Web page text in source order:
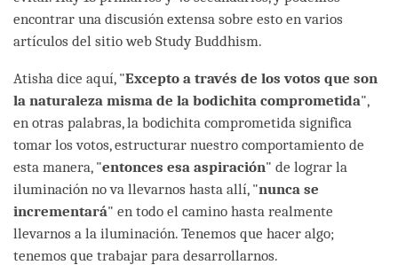
encontrar una discusión extensa sobre esto en varios
artículos del sitio web Study Buddhism.
Atisha dice aquí, "Excepto a través de los votos que son
la naturaleza misma de la bodichita comprometida",
en otras palabras, la bodichita comprometida significa
tomar los votos, estructurar nuestro comportamiento de
esta manera, "entonces esa aspiración" de lograr la
iluminación no va llevarnos hasta allí, "nunca se
incrementará" en todo el camino hasta realmente
llevarnos a la iluminación. Tenemos que hacer algo;
tenemos que trabajar para desarrollarnos.